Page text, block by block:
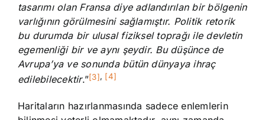
tasarımı olan Fransa diye adlandırılan bir bölgenin
varlığının görülmesini sağlamıştır. Politik retorik
bu durumda bir ulusal fiziksel toprağı ile devletin
egemenliği bir ve aynı şeydir. Bu düşünce de
Avrupa’ya ve sonunda bütün dünyaya ihraç
edilebilecektir.”[3], [4]
Haritaların hazırlanmasında sadece enlemlerin